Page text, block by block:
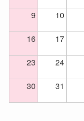
9
10
16
17
23
24
30
31